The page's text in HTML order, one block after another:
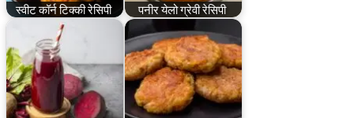
स्वीट कॉर्न टिक्की रेसिपी पनीर येलो ग्रेवी रेसिपी